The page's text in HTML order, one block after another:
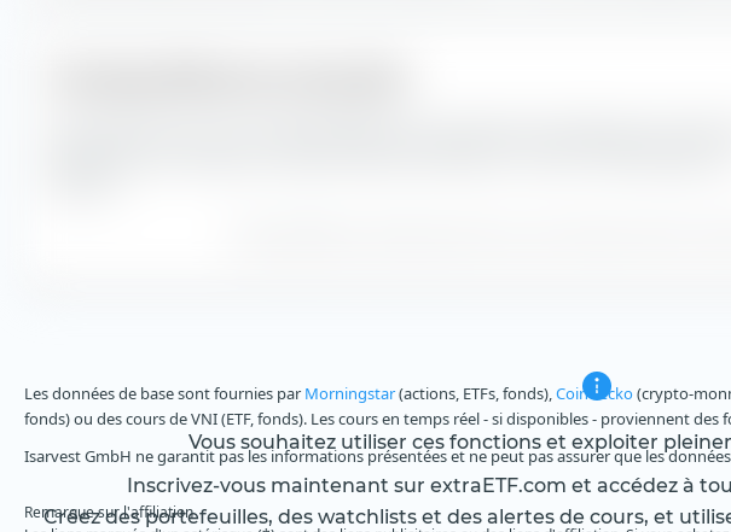
Vous souhaitez utiliser ces fonctions et exploiter
Inscrivez-vous maintenant sur extraETF.com et accédez à
Créez des portefeuilles, des watchlists et des alertes de cours, et
Les données de base sont fournies par Morningstar(actions, ETFs, fonds),CoinGecko(crypto-
fonds) ou des cours de VNI (ETF, fonds). Les cours en temps réel - si disponibles - proviennent des
Isarvest GmbH ne garantit pas les informations présentées et ne peut pas assurer que les
Remarque sur l'affiliation